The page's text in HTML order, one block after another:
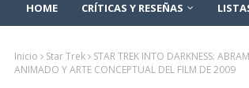
HOME CRÍTICAS Y RESEÑAS
Inicio Star Trek
STAR TREK INTO DARKNESS:
ANIMADO Y ARTE CONCEPTUAL DEL FILM DE 2009